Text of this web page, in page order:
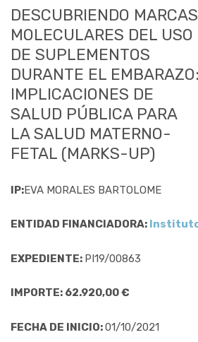
ACCESO PERSONAL
DESCUBRIENDO MARCAS
MOLECULARES DEL USO
DE SUPLEMENTOS
DURANTE EL EMBARAZO:
IMPLICACIONES DE
SALUD PÚBLICA PARA
LA SALUD MATERNO-
FETAL (MARKS-UP)
IP:EVA MORALES BARTOLOME
ENTIDAD FINANCIADORA: Instituto
EXPEDIENTE: PI19/00863
IMPORTE: 62.920,00 €
FECHA DE INICIO:01/10/2021